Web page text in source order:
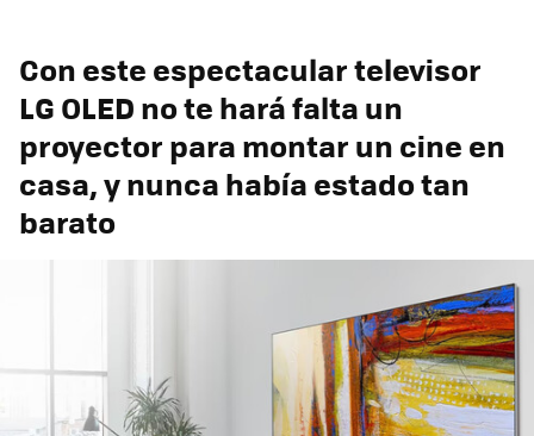
Con este espectacular televisor
LG OLED no te hará falta un
proyector para montar un cine en
casa, y nunca había estado tan
barato